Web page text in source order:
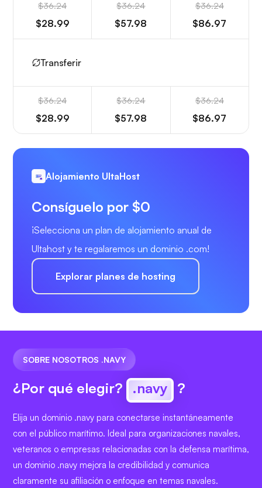
$36.24
$28.99
$36.24
$57.98
$36.24
$86.97
Transferir
$36.24
$28.99
$36.24
$57.98
$36.24
$86.97
Alojamiento UltaHost
Consíguelo por $0
¡Selecciona un plan de alojamiento anual de
Ultahost y te regalaremos un dominio .com!
Explorar planes de hosting
SOBRE NOSOTROS .NAVY
¿Por qué elegir? .navy ?
Elija un dominio .navy para conectarse instantáneamente
con el público marítimo. Ideal para organizaciones navales,
veteranos o empresas relacionadas con la defensa marítima,
un dominio .navy mejora la credibilidad y comunica
claramente su afiliación o enfoque en temas navales.